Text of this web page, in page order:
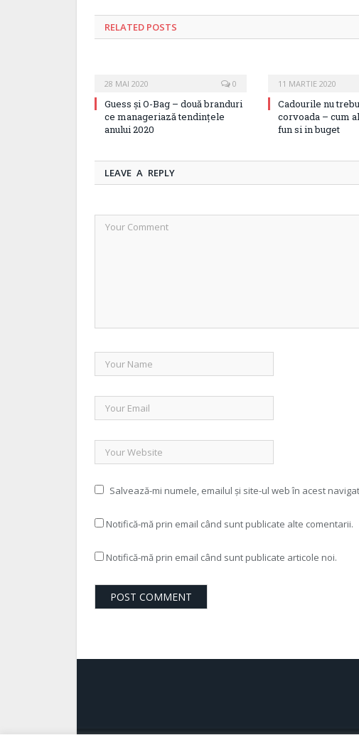
RELATED POSTS
28 MAI 2020 0
Guess și O-Bag – două branduri
ce manageriază tendințele
anului 2020
11 MARTIE 2020
Cadourile nu
corvoada – cum
fun si in buget
LEAVE A REPLY
Salvează-mi numele, emailul și site-ul web în acest
Notifică-mă prin email când sunt publicate alte comentarii.
Notifică-mă prin email când sunt publicate articole noi.